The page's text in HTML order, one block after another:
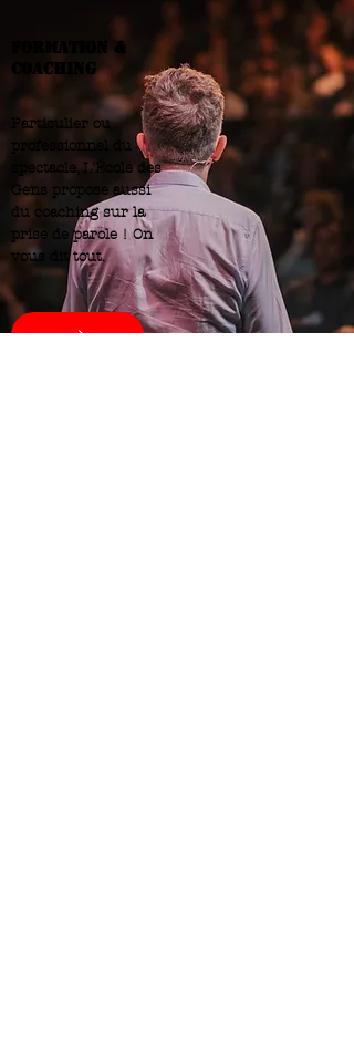
formation &
coaching
Particulier ou
professionnel du
spectacle, L'École des
Gens propose aussi
du coaching sur la
prise de parole ! On
vous dit tout.